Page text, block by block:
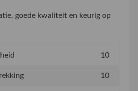
goede kwaliteit en keurig op
10
10